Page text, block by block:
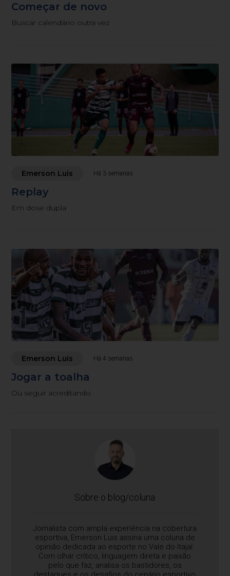
Começar de novo
Buscar calendário outra vez
Emerson Luis Há 3 semanas
Replay
Em dose dupla
Emerson Luis Há 4 semanas
Jogar a toalha
Ou seguir acreditando
Sobre o blog/coluna
Jornalista com ampla experiência na cobertura
esportiva, Emerson Luis assina uma coluna de
opinião dedicada ao esporte no Vale do Itajaí.
Com olhar crítico, linguagem direta e paixão
pelo que faz, analisa os bastidores, os